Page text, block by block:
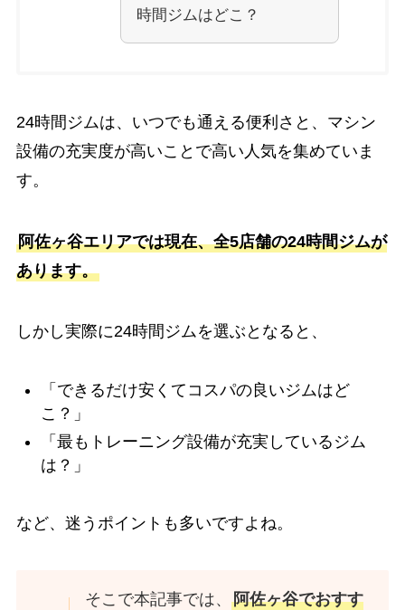
時間ジムはどこ？
24時間ジムは、いつでも通える便利さと、マシン
設備の充実度が高いことで高い人気を集めていま
す。
阿佐ヶ谷エリアでは現在、全5店舗の24時間ジムが
あります。
しかし実際に24時間ジムを選ぶとなると、
「できるだけ安くてコスパの良いジムはど
こ？」
「最もトレーニング設備が充実しているジム
は？」
など、迷うポイントも多いですよね。
そこで本記事では、阿佐ヶ谷でおすす